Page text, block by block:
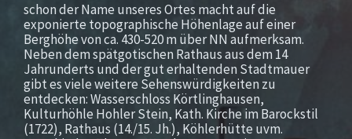
schon der Name unseres Ortes macht auf die
exponierte topographische Höhenlage auf einer
Berghöhe von ca. 430-520 m über NN aufmerksam.
Neben dem spätgotischen Rathaus aus dem 14
Jahrunderts und der gut erhaltenden Stadtmauer
gibt es viele weitere Sehenswürdigkeiten zu
entdecken: Wasserschloss Körtlinghausen,
Kulturhöhle Hohler Stein, Kath. Kirche im Barockstil
(1722), Rathaus (14./15. Jh.), Köhlerhütte uvm.